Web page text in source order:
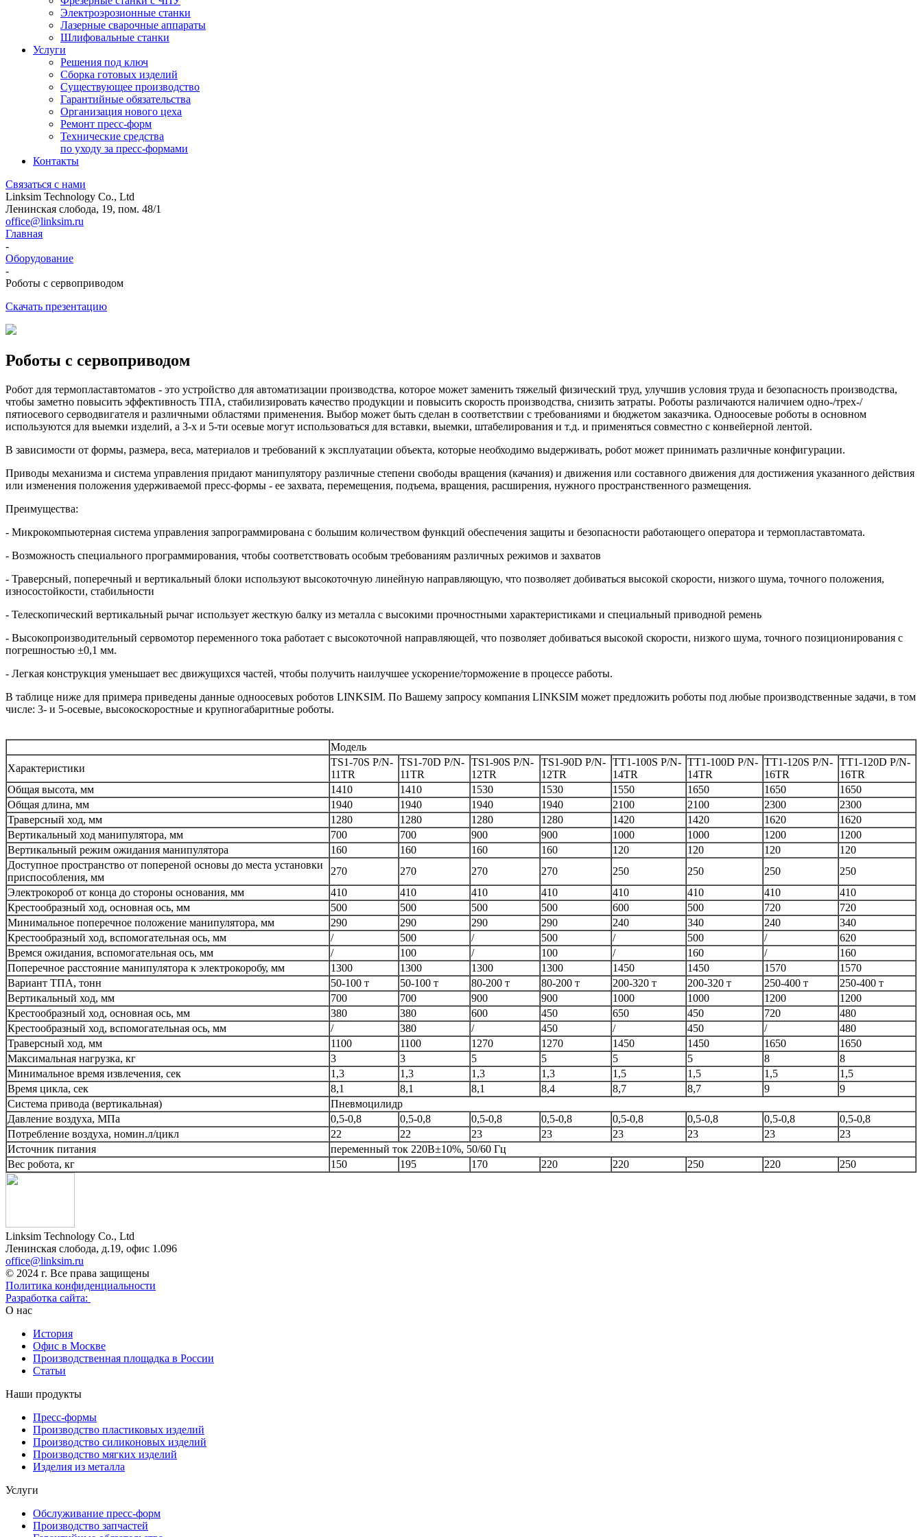
Электроэрозионные станки
Лазерные сварочные аппараты
Шлифовальные станки
Услуги
Решения под ключ
Сборка готовых изделий
Существующее производство
Гарантийные обязательства
Организация нового цеха
Ремонт пресс-форм
Технические средства
по уходу за пресс-формами
Контакты
Связаться с нами
Linksim Technology Co., Ltd
Ленинская слобода, 19, пом. 48/1
office@linksim.ru
Главная
-
Оборудование
-
Роботы с сервоприводом
Скачать презентацию
Роботы с сервоприводом
Робот для термопластавтоматов - это устройство для автоматизации производства, которое может заменить тяжелый физический труд, улучшив условия труда и безопасность производства,
чтобы заметно повысить эффективность TПA, стабилизировать качество продукции и повысить скорость производства, снизить затраты. Роботы различаются наличием одно-/трех-/
пятиосевого серводвигателя и различными областями применения. Выбор может быть сделан в соответствии с требованиями и бюджетом заказчика. Одноосевые роботы в основном
используются для выемки изделий, а 3-x и 5-ти осевые могут использоваться для вставки, выемки, штабелирования и т.д. и применяться совместно с конвейерной лентой.
В зависимости от формы, размера, веса, материалов и требований к эксплуатации объекта, которые необходимо выдерживать, робот может принимать различные конфигурации.
Приводы механизма и система управления придают манипулятору различные степени свободы вращения (качания) и движения или составного движения для достижения указанного действия
или изменения положения удерживаемой пресс-формы - ее захвата, перемещения, подъема, вращения, расширения, нужного пространственного размещения.
Преимущества:
- Микрокомпьютерная система управления запрограммирована с большим количеством функций обеспечения защиты и безопасности работающего оператора и термопластавтомата.
- Возможность специального программирования, чтобы соответствовать особым требованиям различных режимов и захватов
- Траверсный, поперечный и вертикальный блоки используют высокоточную линейную направляющую, что позволяет добиваться высокой скорости, низкого шума, точного положения,
износостойкости, стабильности
- Телескопический вертикальный рычаг использует жесткую балку из металла с высокими прочностными характеристиками и специальный приводной ремень
- Высокопроизводительный сервомотор переменного тока работает с высокоточной направляющей, что позволяет добиваться высокой скорости, низкого шума, точного позиционирования с
погрешностью ±0,1 мм.
- Легкая конструкция уменьшает вес движущихся частей, чтобы получить наилучшее ускорение/торможение в процессе работы.
В таблице ниже для примера приведены данные одноосевых роботов LINKSIM. По Вашему запросу компания LINKSIM может предложить роботы под любые производственные задачи, в том
числе: 3- и 5-осевые, высокоскоростные и крупногабаритные роботы.
Модель
Характеристики
TS1-70S P/N-
11TR
TS1-70D P/N-
11TR
TS1-90S P/N-
12TR
TS1-90D P/N-
12TR
TT1-100S P/N-
14TR
TT1-100D P/N-
14TR
TT1-120S P/N-
16TR
TT1-120D P/N-
16TR
Общая высота, мм
1410 1410 1530 1530 1550 1650 1650
1650
Общая длина, мм
1940 1940 1940 1940 2100 2100 2300
2300
Траверсный ход, мм
1280 1280 1280 1280 1420 1420 1620
1620
Вертикальный ход манипулятора, мм
700 700 900 900 1000 1000 1200
1200
Вертикальный режим ожидания манипулятора
160 160 160 160 120 120 120
120
Доступное пространство от попереной основы до места установки
приспособления, мм
270 270 270 270 250 250 250
250
Электрокороб от конца до стороны основания, мм
410 410 410 410 410 410 410
410
Крестообразный ход, основная ось, мм
500 500 500 500 600 500 720
720
Минимальное поперечное положение манипулятора, мм
290 290 290 290 240 340 240
340
Крестообразный ход, вспомогательная ось, мм
/ 500 / 500 / 500 /
620
Времся ожидания, вспомогательная ось, мм
/ 100 / 100 / 160 /
160
Поперечное расстояние манипулятора к электрокоробу, мм
1300 1300 1300 1300 1450 1450 1570
1570
Вариант ТПА, тонн
50-100 т 50-100 т 80-200 т 80-200 т 200-320 т 200-320 т 250-400 т
250-400 т
Вертикальный ход, мм
700 700 900 900 1000 1000 1200
1200
Крестообразный ход, основная ось, мм
380 380 600 450 650 450 720
480
Крестообразный ход, вспомогательная ось, мм
/ 380 / 450 / 450 /
480
Траверсный ход, мм
1100 1100 1270 1270 1450 1450 1650
1650
Максимальная нагрузка, кг
3 3 5 5 5 5 8
8
Минимальное время извлечения, сек
1,3 1,3 1,3 1,3 1,5 1,5 1,5
1,5
Время цикла, сек
8,1 8,1 8,1 8,4 8,7 8,7 9
9
Система привода (вертикальная)
Пневмоцилидр
Давление воздуха, МПа
0,5-0,8 0,5-0,8 0,5-0,8 0,5-0,8 0,5-0,8 0,5-0,8 0,5-0,8
0,5-0,8
Потребление воздуха, номин.л/цикл
22 22 23 23 23 23 23
23
Источник питания
переменный ток 220В±10%, 50/60 Гц
Вес робота, кг
150 195 170 220 220 250 220 250
Linksim Technology Co., Ltd
Ленинская слобода, д.19, офис 1.096
office@linksim.ru
© 2024 г. Все права защищены
Политика конфиденциальности
Разработка сайта:
О нас
История
Офис в Москве
Производственная площадка в России
Статьи
Наши продукты
Пресс-формы
Производство пластиковых изделий
Производство силиконовых изделий
Производство мягких изделий
Изделия из металла
Услуги
Обслуживание пресс-форм
Производство запчастей